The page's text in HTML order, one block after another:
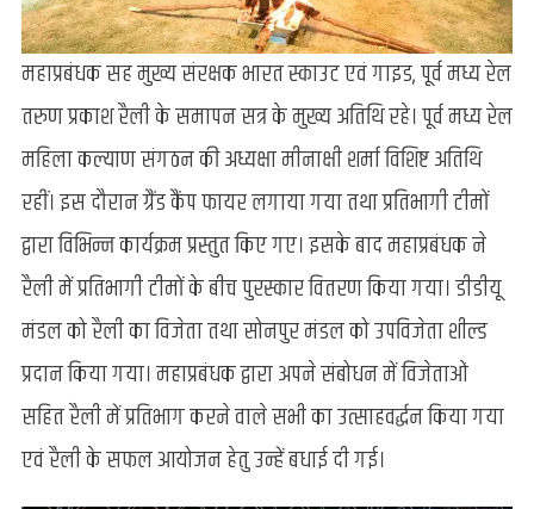
महाप्रबंधक सह मुख्य संरक्षक भारत स्काउट एवं गाइड, पूर्व मध्य रेल
तरुण प्रकाश रैली के समापन सत्र के मुख्य अतिथि रहे। पूर्व मध्य रेल
महिला कल्याण संगठन की अध्यक्षा मीनाक्षी शर्मा विशिष्ट अतिथि
रहीं। इस दौरान ग्रैंड कैंप फायर लगाया गया तथा प्रतिभागी टीमों
द्वारा विभिन्न कार्यक्रम प्रस्तुत किए गए। इसके बाद महाप्रबंधक ने
रैली में प्रतिभागी टीमों के बीच पुरस्कार वितरण किया गया। डीडीयू
मंडल को रैली का विजेता तथा सोनपुर मंडल को उपविजेता शील्ड
प्रदान किया गया। महाप्रबंधक द्वारा अपने संबोधन में विजेताओं
सहित रैली में प्रतिभाग करने वाले सभी का उत्साहवर्द्धन किया गया
एवं रैली के सफल आयोजन हेतु उन्हें बधाई दी गई।